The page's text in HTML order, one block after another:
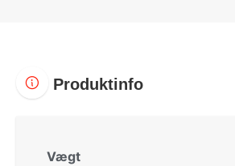
Produktinfo
Vægt